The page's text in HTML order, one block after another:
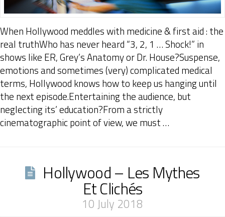
When Hollywood meddles with medicine & first aid : the
real truthWho has never heard “3, 2, 1 … Shock!” in
shows like ER, Grey’s Anatomy or Dr. House?Suspense,
emotions and sometimes (very) complicated medical
terms, Hollywood knows how to keep us hanging until
the next episode.Entertaining the audience, but
neglecting its’ education?From a strictly
cinematographic point of view, we must …
Hollywood – Les Mythes
Et Clichés
10 July 2018